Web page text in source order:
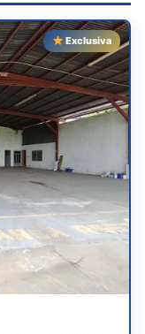
Exclusiva